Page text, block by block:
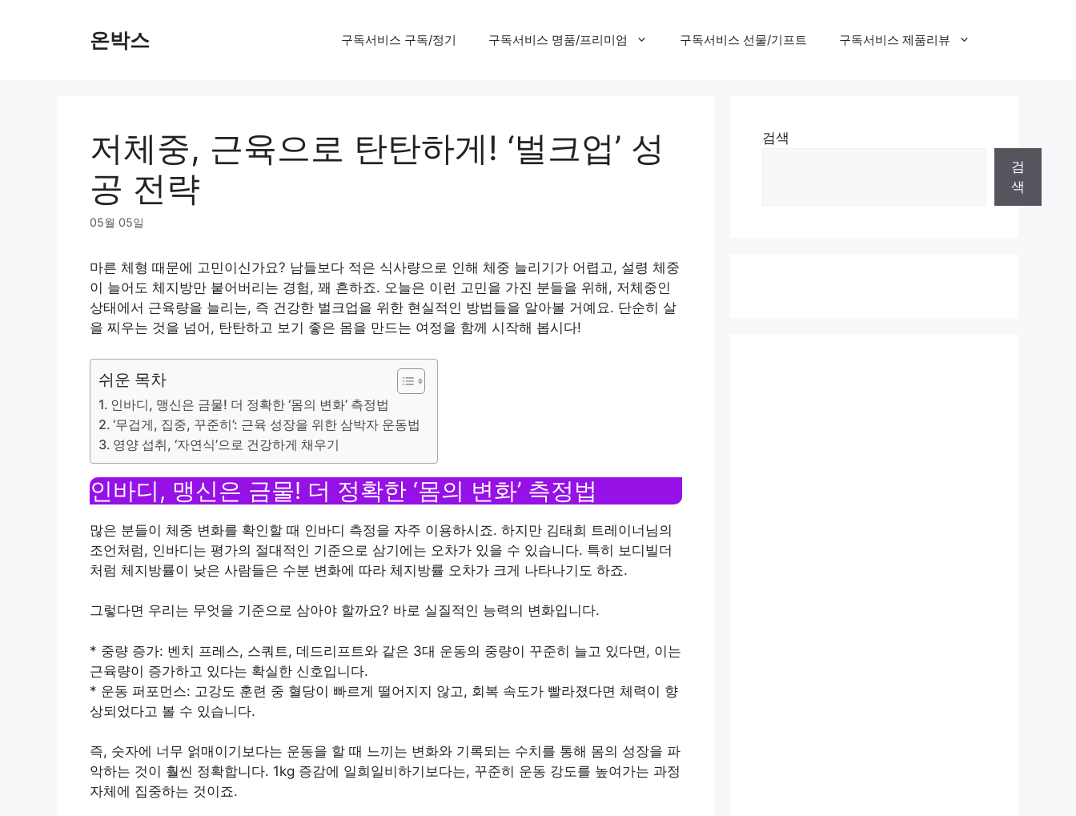
온박스 구독서비스 구독/정기 구독서비스 명품/프리미엄 구독서비스 선물/기프트 구독서비스 제품리뷰
저체중, 근육으로 탄탄하게! ‘벌크업’ 성
공 전략
05월 05일
마른 체형 때문에 고민이신가요? 남들보다 적은 식사량으로 인해 체중 늘리기가 어렵고, 설령 체중
이 늘어도 체지방만 붙어버리는 경험, 꽤 흔하죠. 오늘은 이런 고민을 가진 분들을 위해, 저체중인
상태에서 근육량을 늘리는, 즉 건강한 벌크업을 위한 현실적인 방법들을 알아볼 거예요. 단순히 살
을 찌우는 것을 넘어, 탄탄하고 보기 좋은 몸을 만드는 여정을 함께 시작해 봅시다!
쉬운 목차
인바디, 맹신은 금물! 더 정확한 ‘몸의 변화’ 측정법
‘무겁게, 집중, 꾸준히’: 근육 성장을 위한 삼박자 운동법
영양 섭취, ‘자연식’으로 건강하게 채우기
인바디, 맹신은 금물! 더 정확한 ‘몸의 변화’ 측정법
많은 분들이 체중 변화를 확인할 때 인바디 측정을 자주 이용하시죠. 하지만 김태희 트레이너님의
조언처럼, 인바디는 평가의 절대적인 기준으로 삼기에는 오차가 있을 수 있습니다. 특히 보디빌더
처럼 체지방률이 낮은 사람들은 수분 변화에 따라 체지방률 오차가 크게 나타나기도 하죠.
그렇다면 우리는 무엇을 기준으로 삼아야 할까요? 바로 실질적인 능력의 변화입니다.
* 중량 증가: 벤치 프레스, 스쿼트, 데드리프트와 같은 3대 운동의 중량이 꾸준히 늘고 있다면, 이는
근육량이 증가하고 있다는 확실한 신호입니다.
* 운동 퍼포먼스: 고강도 훈련 중 혈당이 빠르게 떨어지지 않고, 회복 속도가 빨라졌다면 체력이 향
상되었다고 볼 수 있습니다.
즉, 숫자에 너무 얽매이기보다는 운동을 할 때 느끼는 변화와 기록되는 수치를 통해 몸의 성장을 파
악하는 것이 훨씬 정확합니다. 1kg 증감에 일희일비하기보다는, 꾸준히 운동 강도를 높여가는 과정
자체에 집중하는 것이죠.
검색
검
색